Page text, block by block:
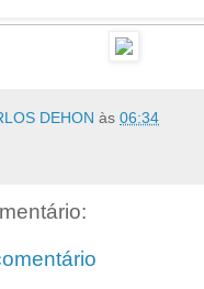
DEHON às 06:34